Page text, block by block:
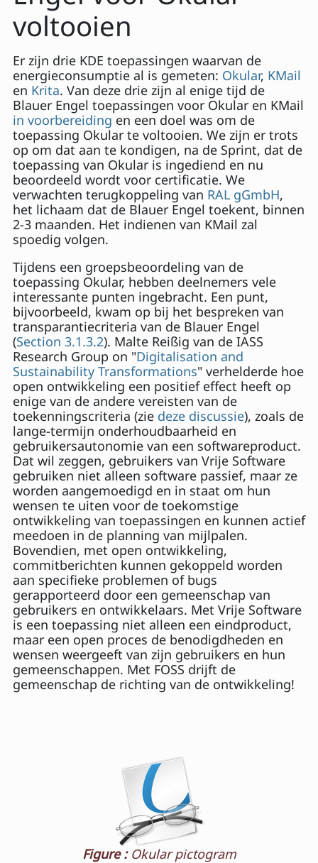
voltooien
Er zijn drie KDE toepassingen waarvan de
energieconsumptie al is gemeten: Okular, KMail
en Krita. Van deze drie zijn al enige tijd de
Blauer Engel toepassingen voor Okular en KMail
in voorbereiding en een doel was om de
toepassing Okular te voltooien. We zijn er trots
op om dat aan te kondigen, na de Sprint, dat de
toepassing van Okular is ingediend en nu
beoordeeld wordt voor certificatie. We
verwachten terugkoppeling van RAL gGmbH,
het lichaam dat de Blauer Engel toekent, binnen
2-3 maanden. Het indienen van KMail zal
spoedig volgen.
Tijdens een groepsbeoordeling van de
toepassing Okular, hebben deelnemers vele
interessante punten ingebracht. Een punt,
bijvoorbeeld, kwam op bij het bespreken van
transparantiecriteria van de Blauer Engel
(Section 3.1.3.2). Malte Reißig van de IASS
Research Group on "Digitalisation and
Sustainability Transformations" verhelderde hoe
open ontwikkeling een positief effect heeft op
enige van de andere vereisten van de
toekenningscriteria (zie deze discussie), zoals de
lange-termijn onderhoudbaarheid en
gebruikersautonomie van een softwareproduct.
Dat wil zeggen, gebruikers van Vrije Software
gebruiken niet alleen software passief, maar ze
worden aangemoedigd en in staat om hun
wensen te uiten voor de toekomstige
ontwikkeling van toepassingen en kunnen actief
meedoen in de planning van mijlpalen.
Bovendien, met open ontwikkeling,
commitberichten kunnen gekoppeld worden
aan specifieke problemen of bugs
gerapporteerd door een gemeenschap van
gebruikers en ontwikkelaars. Met Vrije Software
is een toepassing niet alleen een eindproduct,
maar een open proces de benodigdheden en
wensen weergeeft van zijn gebruikers en hun
gemeenschappen. Met FOSS drijft de
gemeenschap de richting van de ontwikkeling!
Figure : Okular pictogram